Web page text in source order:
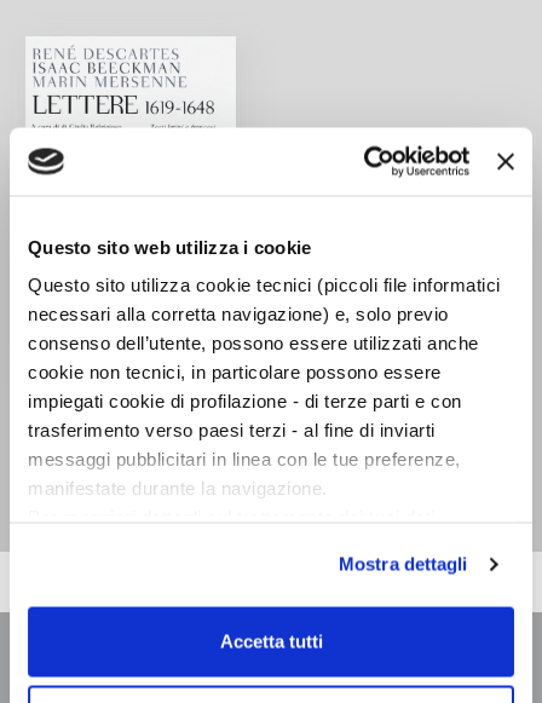
Questo sito web utilizza i cookie
Questo sito utilizza cookie tecnici (piccoli file informatici
necessari alla corretta navigazione) e, solo previo
consenso dell’utente, possono essere utilizzati anche
cookie non tecnici, in particolare possono essere
impiegati cookie di profilazione - di terze parti e con
trasferimento verso paesi terzi - al fine di inviarti
messaggi pubblicitari in linea con le tue preferenze,
manifestate durante la navigazione.
scelte privacy sui cookie, ti invitiamo a prendere visione
dell’informativa cookie.
Chiudendo il banner tramite la “X” prosegui la
dei soli cookie tecnici. Selezionando “Accetta tutti” presti
Mostra dettagli
Accetta tutti
Lettere (1619-1648)
René Descartes, Isaac
Beeckman, Marin
Mersenne